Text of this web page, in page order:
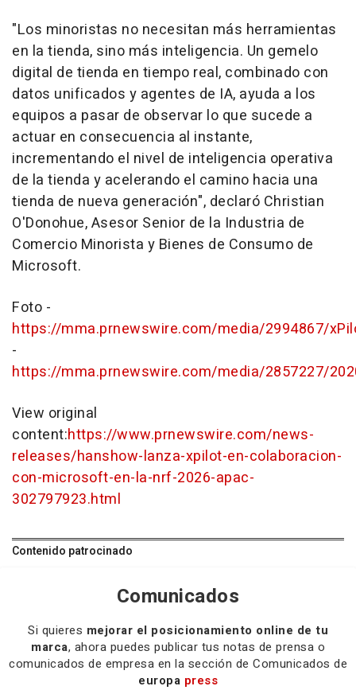
"Los minoristas no necesitan más herramientas
en la tienda, sino más inteligencia. Un gemelo
digital de tienda en tiempo real, combinado con
datos unificados y agentes de IA, ayuda a los
equipos a pasar de observar lo que sucede a
actuar en consecuencia al instante,
incrementando el nivel de inteligencia operativa
de la tienda y acelerando el camino hacia una
tienda de nueva generación", declaró Christian
O'Donohue, Asesor Senior de la Industria de
Comercio Minorista y Bienes de Consumo de
Microsoft.
Foto -
https://mma.prnewswire.com/media/2994867/
-
https://mma.prnewswire.com/media/2857227/
View original
content:https://www.prnewswire.com/news-
releases/hanshow-lanza-xpilot-en-colaboracion-
con-microsoft-en-la-nrf-2026-apac-
302797923.html
Contenido patrocinado
Comunicados
Si quieres mejorar el posicionamiento online de tu
marca, ahora puedes publicar tus notas de prensa o
comunicados de empresa en la sección de Comunicados de
europa press